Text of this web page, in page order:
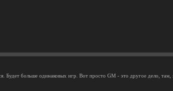
Будет больше одинаковых игр. Вот просто GM - это другое дело,